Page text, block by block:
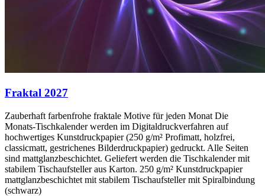
Fraktal 2027
Zauberhaft farbenfrohe fraktale Motive für jeden Monat Die
Monats-Tischkalender werden im Digitaldruckverfahren auf
hochwertiges Kunstdruckpapier (250 g/m² Profimatt, holzfrei,
classicmatt, gestrichenes Bilderdruckpapier) gedruckt. Alle Seiten
sind mattglanzbeschichtet. Geliefert werden die Tischkalender mit
stabilem Tischaufsteller aus Karton. 250 g/m² Kunstdruckpapier
mattglanzbeschichtet mit stabilem Tischaufsteller mit Spiralbindung
(schwarz)